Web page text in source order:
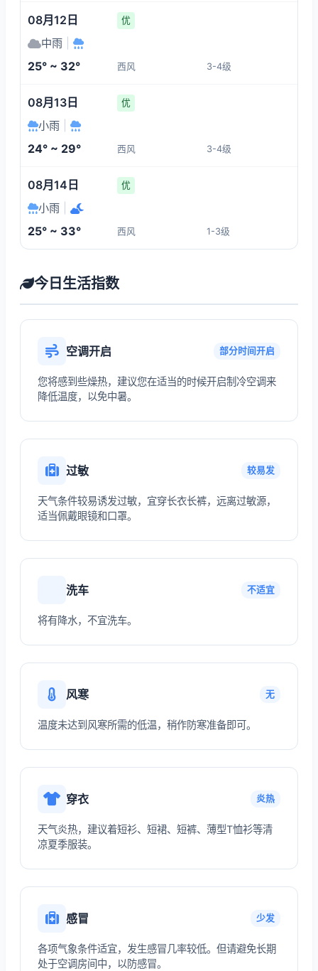
08月12日 优
中雨
25° ~ 32° 西风 3-4级
08月13日 优
小雨
24° ~ 29° 西风 3-4级
08月14日 优
小雨
25° ~ 33° 西风 1-3级
今日生活指数
空调开启 部分时间开启
您将感到些燥热，建议您在适当的时候开启制冷空调来
降低温度，以免中暑。
过敏 较易发
天气条件较易诱发过敏，宜穿长衣长裤，远离过敏源，
适当佩戴眼镜和口罩。
洗车 不适宜
将有降水，不宜洗车。
风寒 无
温度未达到风寒所需的低温，稍作防寒准备即可。
穿衣 炎热
天气炎热，建议着短衫、短裙、短裤、薄型T恤衫等清
凉夏季服装。
感冒 少发
各项气象条件适宜，发生感冒几率较低。但请避免长期
处于空调房间中，以防感冒。